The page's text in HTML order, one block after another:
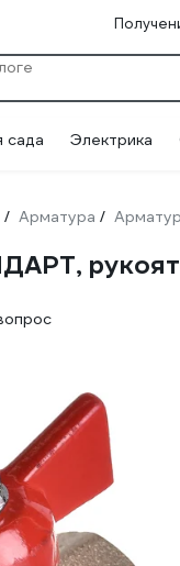
сада Электрика
/ Арматура /